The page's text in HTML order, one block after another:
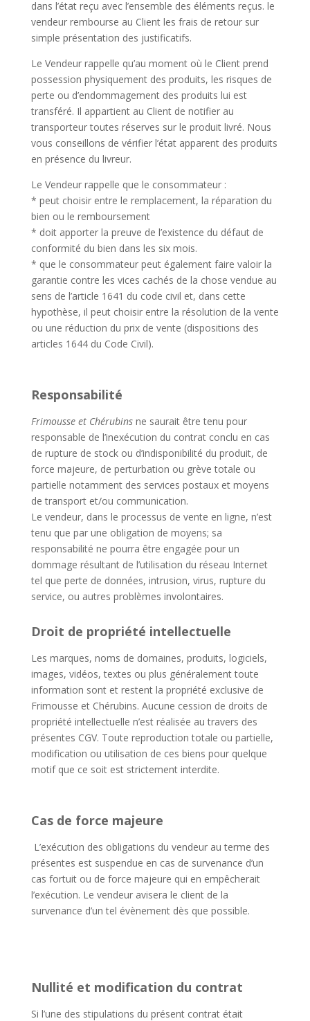
dans l’état reçu avec l’ensemble des éléments reçus. le
vendeur rembourse au Client les frais de retour sur
simple présentation des justificatifs.
Le Vendeur rappelle qu’au moment où le Client prend
possession physiquement des produits, les risques de
perte ou d’endommagement des produits lui est
transféré. Il appartient au Client de notifier au
transporteur toutes réserves sur le produit livré. Nous
vous conseillons de vérifier l’état apparent des produits
en présence du livreur.
Le Vendeur rappelle que le consommateur :
* peut choisir entre le remplacement, la réparation du
bien ou le remboursement
* doit apporter la preuve de l’existence du défaut de
conformité du bien dans les six mois.
* que le consommateur peut également faire valoir la
garantie contre les vices cachés de la chose vendue au
sens de l’article 1641 du code civil et, dans cette
hypothèse, il peut choisir entre la résolution de la vente
ou une réduction du prix de vente (dispositions des
articles 1644 du Code Civil).
Responsabilité
Frimousse et Chérubinsne saurait être tenu pour
responsable de l’inexécution du contrat conclu en cas
de rupture de stock ou d’indisponibilité du produit, de
force majeure, de perturbation ou grève totale ou
partielle notamment des services postaux et moyens
de transport et/ou communication.
Le vendeur, dans le processus de vente en ligne, n’est
tenu que par une obligation de moyens; sa
responsabilité ne pourra être engagée pour un
dommage résultant de l’utilisation du réseau Internet
tel que perte de données, intrusion, virus, rupture du
service, ou autres problèmes involontaires.
Droit de propriété intellectuelle
Les marques, noms de domaines, produits, logiciels,
images, vidéos, textes ou plus généralement toute
information sont et restent la propriété exclusive de
Frimousse et Chérubins. Aucune cession de droits de
propriété intellectuelle n’est réalisée au travers des
présentes CGV. Toute reproduction totale ou partielle,
modification ou utilisation de ces biens pour quelque
motif que ce soit est strictement interdite.
Cas de force majeure
L’exécution des obligations du vendeur au terme des
présentes est suspendue en cas de survenance d’un
cas fortuit ou de force majeure qui en empêcherait
l’exécution. Le vendeur avisera le client de la
survenance d’un tel évènement dès que possible.
Nullité et modification du contrat
Si l’une des stipulations du présent contrat était